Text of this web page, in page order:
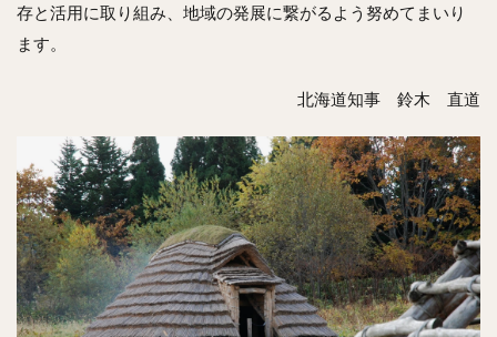
存と活用に取り組み、地域の発展に繋がるよう努めてまいり
ます。
北海道知事 鈴木 直道